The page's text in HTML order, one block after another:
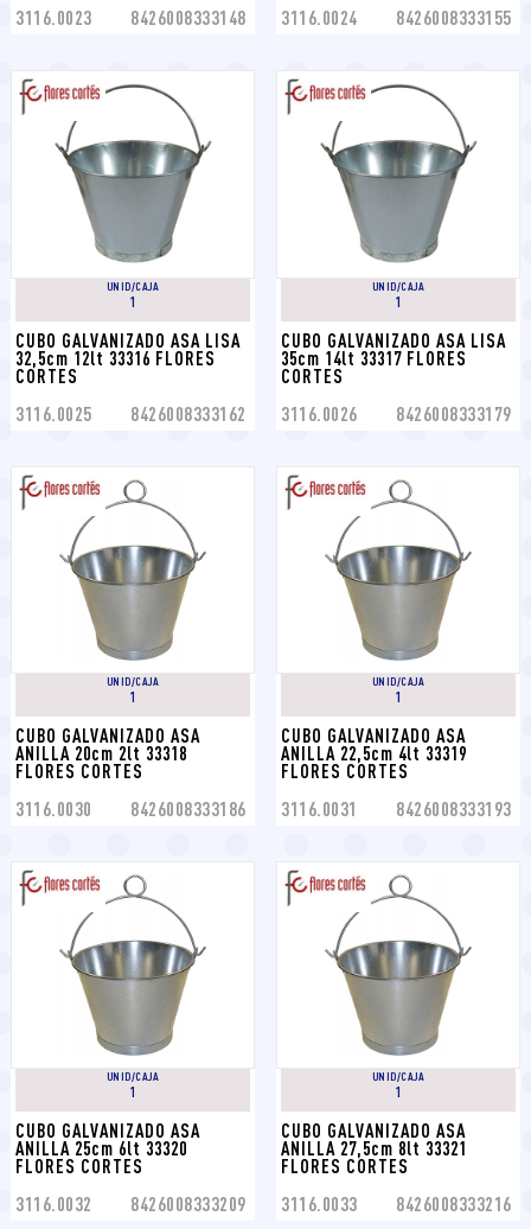
3116.0023 8426008333148 3116.0024 8426008333155
UNID/CAJA
1
CUBO GALVANIZADO ASA LISA
32,5cm 12lt 33316 FLORES
CORTES
3116.0025 8426008333162
UNID/CAJA
1
CUBO GALVANIZADO ASA LISA
35cm 14lt 33317 FLORES
CORTES
3116.0026 8426008333179
UNID/CAJA
1
CUBO GALVANIZADO ASA
ANILLA 20cm 2lt 33318
FLORES CORTES
3116.0030 8426008333186
UNID/CAJA
1
CUBO GALVANIZADO ASA
ANILLA 22,5cm 4lt 33319
FLORES CORTES
3116.0031 8426008333193
UNID/CAJA
1
CUBO GALVANIZADO ASA
ANILLA 25cm 6lt 33320
FLORES CORTES
3116.0032 8426008333209
UNID/CAJA
1
CUBO GALVANIZADO ASA
ANILLA 27,5cm 8lt 33321
FLORES CORTES
3116.0033 8426008333216